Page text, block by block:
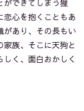
ができてしまう狸
恋心を抱くこともあ
があり、その長もい
族、そこに天狗と
く、面白おかしく